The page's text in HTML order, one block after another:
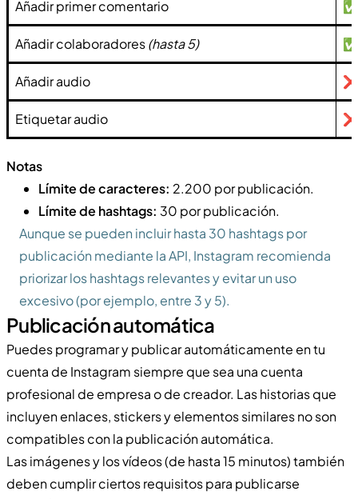
Añadir primer comentario ✅
Añadir colaboradores(hasta 5) ✅
Añadir audio ❌
Etiquetar audio ❌
Notas
Límite de caracteres: 2.200 por publicación.
Límite de hashtags: 30 por publicación.
Aunque se pueden incluir hasta 30 hashtags por
publicación mediante la API, Instagram recomienda
priorizar los hashtags relevantes y evitar un uso
excesivo (por ejemplo, entre 3 y 5).
Publicación automática
Puedes programar y publicar automáticamente en tu
cuenta de Instagram siempre que sea una cuenta
profesional de empresa o de creador. Las historias que
incluyen enlaces, stickers y elementos similares no son
compatibles con la publicación automática.
Las imágenes y los vídeos (de hasta 15 minutos) también
deben cumplir ciertos requisitos para publicarse